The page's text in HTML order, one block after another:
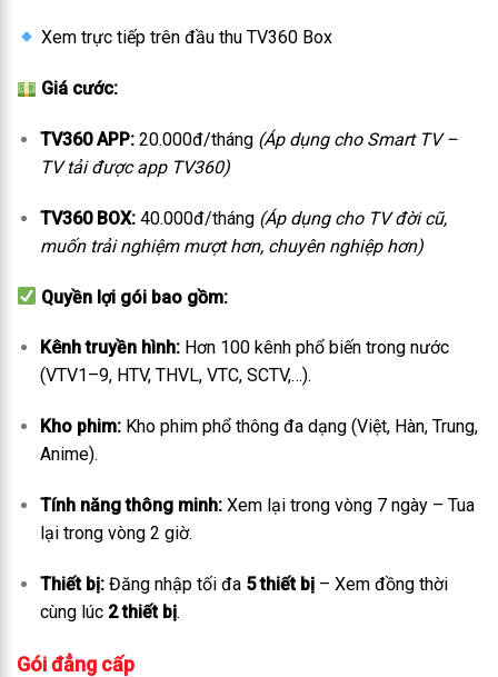
Xem trực tiếp trên đầu thu TV360 Box
Giá cước:
TV360 APP:20.000đ/tháng (Áp dụng cho Smart TV –
TV tải được app TV360)
TV360 BOX:40.000đ/tháng (Áp dụng cho TV đời cũ,
muốn trải nghiệm mượt hơn, chuyên nghiệp hơn)
Quyền lợi gói bao gồm:
Kênh truyền hình:Hơn 100 kênh phổ biến trong nước
(VTV1–9, HTV, THVL, VTC, SCTV,…).
Kho phim:Kho phim phổ thông đa dạng (Việt, Hàn, Trung,
Anime).
Tính năng thông minh:Xem lại trong vòng 7 ngày – Tua
lại trong vòng 2 giờ.
Thiết bị:Đăng nhập tối đa 5 thiết bị– Xem đồng thời
cùng lúc 2 thiết bị.
Gói đẳng cấp